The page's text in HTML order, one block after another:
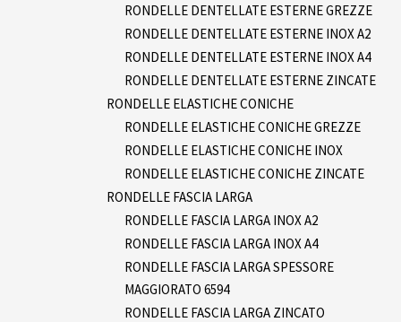
RONDELLE DENTELLATE ESTERNE GREZZE
RONDELLE DENTELLATE ESTERNE INOX A2
RONDELLE DENTELLATE ESTERNE INOX A4
RONDELLE DENTELLATE ESTERNE ZINCATE
RONDELLE ELASTICHE CONICHE
RONDELLE ELASTICHE CONICHE GREZZE
RONDELLE ELASTICHE CONICHE INOX
RONDELLE ELASTICHE CONICHE ZINCATE
RONDELLE FASCIA LARGA
RONDELLE FASCIA LARGA INOX A2
RONDELLE FASCIA LARGA INOX A4
RONDELLE FASCIA LARGA SPESSORE
MAGGIORATO 6594
RONDELLE FASCIA LARGA ZINCATO